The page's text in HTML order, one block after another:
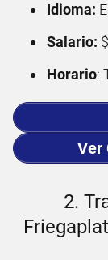
Idioma:
Salario:
Horario:
Ver
2.